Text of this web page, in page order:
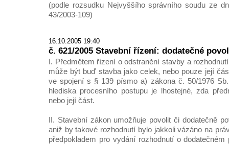
(podle rozsudku Nejvyššího správního soudu ze
43/2003-109)
16.10.2005 19:40
č. 621/2005 Stavební řízení: dodatečné
I. Předmětem řízení o odstranění stavby a
může být buď stavba jako celek, nebo pouze její
ve spojení s § 139 písmo a) zákona č. 50/1976
hlediska procesního postupu je lhostejné, zda
nebo její část.
II. Stavební zákon umožňuje povolit či dodatečně
aniž by takové rozhodnutí bylo jakkoli vázáno na
předpokladem pro vydání rozhodnutí o